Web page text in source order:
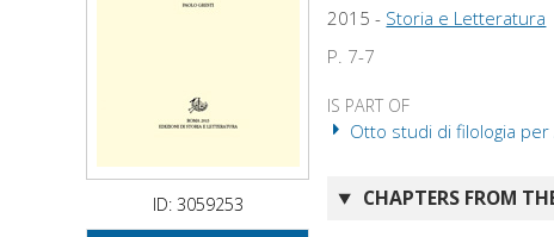
ID: 3059253
2015 - Storia e Letteratura
P. 7-7
IS PART OF
Otto studi di filologia
CHAPTERS FROM